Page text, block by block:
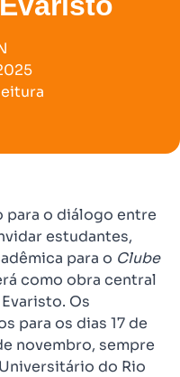
para o diálogo entre
estudantes,
para o Clube
como obra central
Os
para os dias 17 de
novembro, sempre
do Rio